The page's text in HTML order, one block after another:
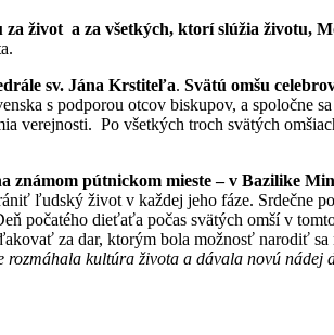
za život a za všetkých, ktorí slúžia životu,
sv. Jána Krstiteľa. Svätú omšu
s podporou otcov biskupov, a spoločne
verejnosti. Po všetkých troch svätých
známom pútnickom mieste – v Bazilike
ľudský život v každej jeho fáze. Srdečne
počatého dieťaťa počas svätých omší v
za dar, ktorým bola možnosť narodiť sa
kultúra života a dávala novú nádej